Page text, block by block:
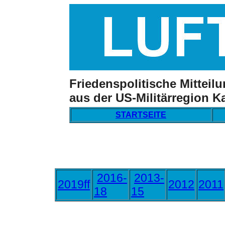
Friedenspolitische
aus der US-Militärregion
STARTSEITE
2019ff 2016-
18
2013-
15
2012 2011